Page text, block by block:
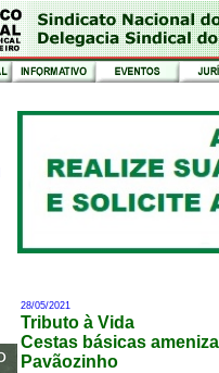
28/05/2021
Tributo à Vida
Cestas básicas
Pavãozinho